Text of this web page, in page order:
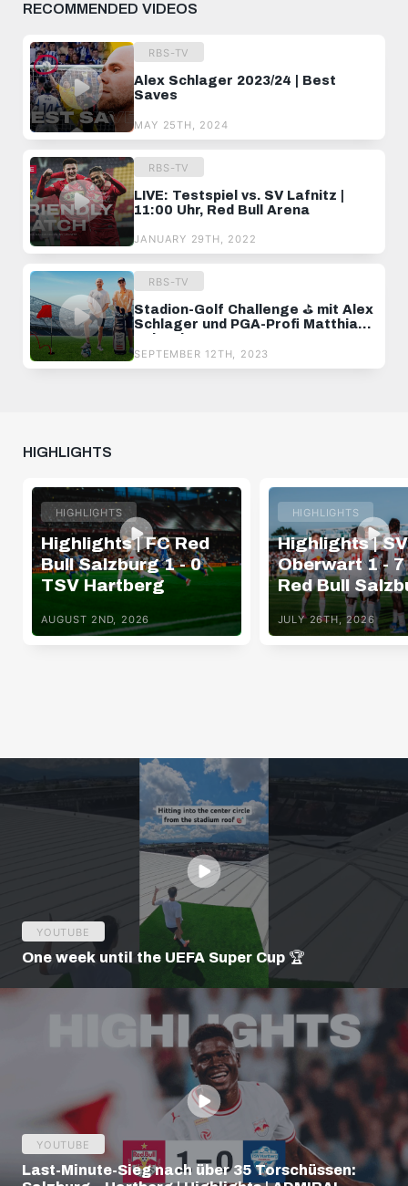
RECOMMENDED VIDEOS
RBS-TV
Alex Schlager 2023/24 | Best
Saves
MAY 25TH, 2024
RBS-TV
LIVE: Testspiel vs. SV Lafnitz |
11:00 Uhr, Red Bull Arena
JANUARY 29TH, 2022
RBS-TV
Stadion-Golf Challenge ⛳️ mit Alex
Schlager und PGA-Profi Matthias
Schwab
SEPTEMBER 12TH, 2023
HIGHLIGHTS
HIGHLIGHTS
Highlights | FC Red
Bull Salzburg 1 - 0
TSV Hartberg
AUGUST 2ND, 2026
HIGHLIGHTS
Highlights | SV
Oberwart 1 - 7
Red Bull
JULY 26TH, 2026
YOUTUBE
One week until the UEFA Super Cup 🏆
YOUTUBE
Last-Minute-Sieg nach über 35 Torschüssen: